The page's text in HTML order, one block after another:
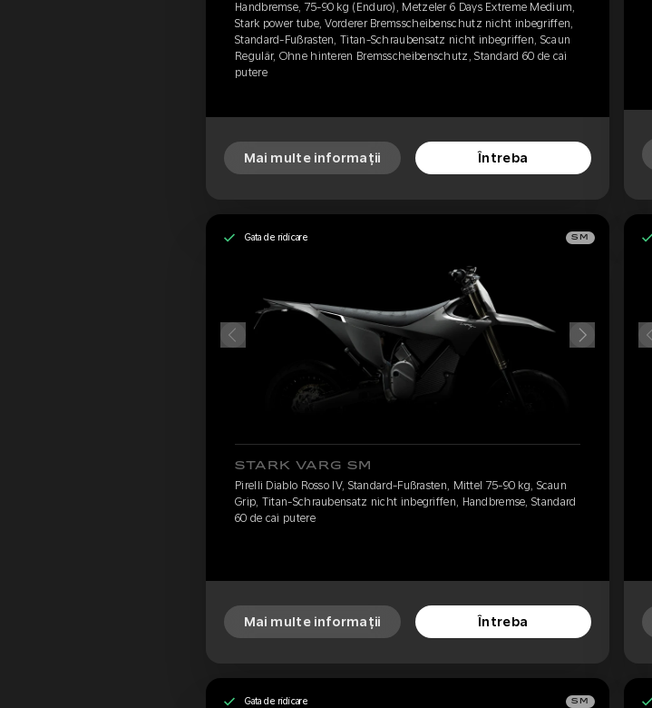
Handbremse, 75-90 kg (Enduro), Metzeler 6 Days Extreme Medium,
Stark power tube, Vorderer Bremsscheibenschutz nicht inbegriffen,
Standard-Fußrasten, Titan-Schraubensatz nicht inbegriffen, Scaun
Regulär, Ohne hinteren Bremsscheibenschutz, Standard 60 de cai
putere
Mai multe informații Întreba
Gata de ridicare SM
STARK VARG SM
Pirelli Diablo Rosso IV, Standard-Fußrasten, Mittel 75-90 kg, Scaun
Grip, Titan-Schraubensatz nicht inbegriffen, Handbremse, Standard
60 de cai putere
Mai multe informații Întreba
Gata de ridicare SM